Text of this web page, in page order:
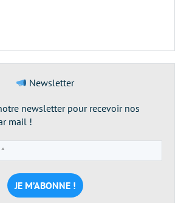
Newsletter
newsletter pour recevoir nos
mail !
e-
mail
*